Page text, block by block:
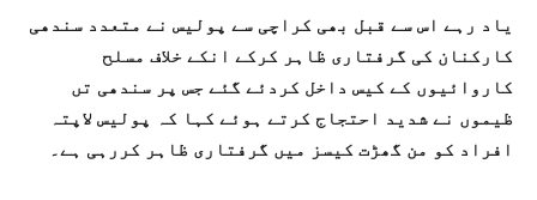
یاد رہے اس سے قبل بھی کراچی سے پولیس نے متعدد سندھی
کارکنان کی گرفتاری ظاہر کرکے انکے خلاف مسلح
کاروائیوں کے کیس داخل کردئے گئے جس پر سندھی تں
ظیموں نے شدید احتجاج کرتے ہوئے کہا کہ پولیس لاپتہ
افراد کو من گھڑت کیسز میں گرفتاری ظاہر کررہی ہے۔